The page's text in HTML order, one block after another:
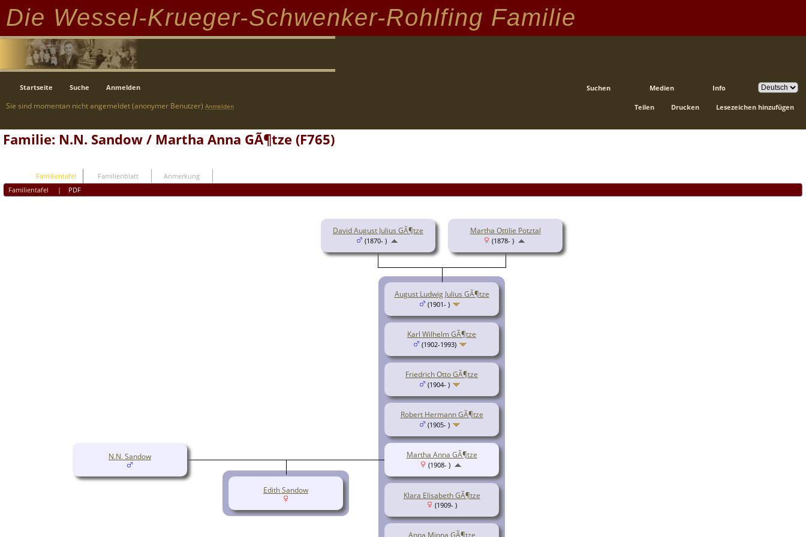
Die Wessel-Krueger-Schwenker-Rohlfing Familie
Startseite Suche Anmelden Suchen Medien Info
Teilen Drucken Lesezeichen hinzufügen
Sie sind momentan nicht angemeldet (anonymer Benutzer) Anmelden
Familie: N.N. Sandow / Martha Anna GÃ¶tze (F765)
Familientafel Familienblatt
Anmerkung
Familientafel
| PDF
David August Julius GÃ¶tze
(1870- )
Martha Ottilie Potztal
(1878- )
August Ludwig Julius GÃ¶tze
(1901- )
Karl Wilhelm GÃ¶tze
(1902-1993)
Friedrich Otto GÃ¶tze
(1904- )
Robert Hermann GÃ¶tze
(1905- )
Klara Elisabeth GÃ¶tze
(1909- )
N.N. Sandow Martha Anna GÃ¶tze
(1908- )
Edith Sandow